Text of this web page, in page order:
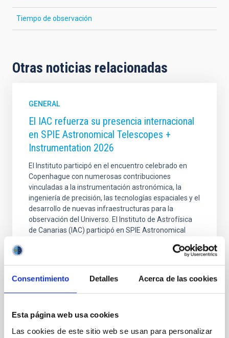
Consentimiento Detalles Acerca de las cookies
Esta página web usa cookies
Las cookies de este sitio web se usan para personalizar
Tiempo de observación
Otras noticias relacionadas
GENERAL
El IAC refuerza su presencia internacional
en SPIE Astronomical Telescopes +
Instrumentation 2026
El Instituto participó en el encuentro celebrado en
Copenhague con numerosas contribuciones
vinculadas a la instrumentación astronómica, la
ingeniería de precisión, las tecnologías espaciales y el
desarrollo de nuevas infraestructuras para la
observación del Universo. El Instituto de Astrofísica
de Canarias (IAC) participó en SPIE Astronomical
principales encuentros internacionales dedicados al
celebrado del 5 al 10 de julio en Copenhague,
Dinamarca
Fecha de publicación 22/07/2026 - 08:00:58